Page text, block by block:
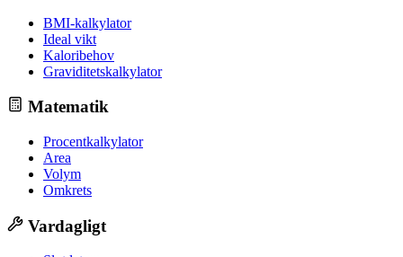
BMI-kalkylator
Ideal vikt
Kaloribehov
Graviditetskalkylator
Matematik
Procentkalkylator
Area
Volym
Omkrets
Vardagligt